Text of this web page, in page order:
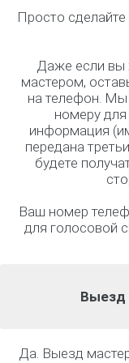
Просто
Даже если вы
мастером,
на телефон.
номеру
информация
передана
будете
Ваш номер
для голосовой
Выезд
Да. Выезд